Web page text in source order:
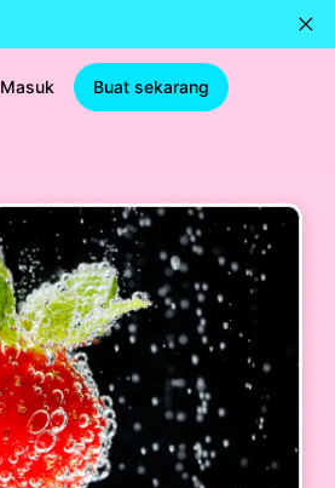
Masuk
Buat sekarang